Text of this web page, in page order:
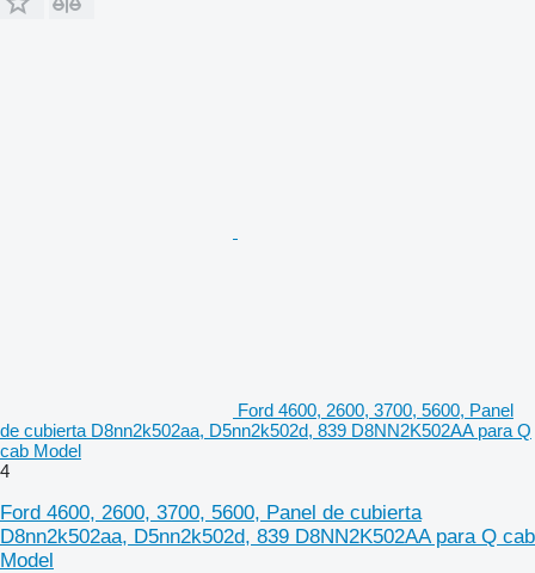
Ford 4600, 2600, 3700, 5600, Panel
de cubierta D8nn2k502aa, D5nn2k502d, 839 D8NN2K502AA para Q
cab Model
4
Ford 4600, 2600, 3700, 5600, Panel de cubierta
D8nn2k502aa, D5nn2k502d, 839 D8NN2K502AA para Q cab
Model